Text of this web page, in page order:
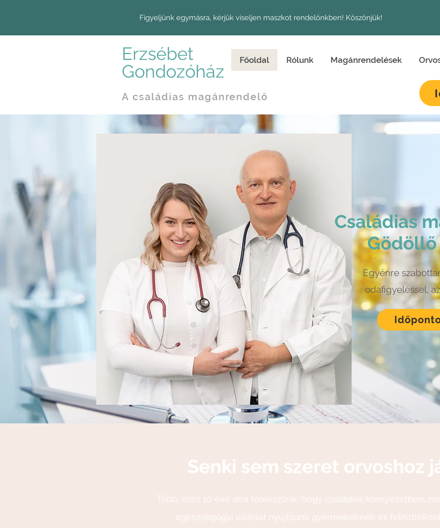
Figyeljünk egymásra, kérjük viseljen maszkot rendelőnkben! Köszönjük!
Erzsébet
Gondozóház
Főoldal Rólunk Magánrendelések
A családias magánrendelő
Családias
Gödöllő
Egyénre
odafigyeléssel,
Senki sem szeret orvoshoz
Több, mint 10 éve arra törekszünk, hogy családias környezetben,
egészségügyi ellátást nyújtsunk gyermekeknek és